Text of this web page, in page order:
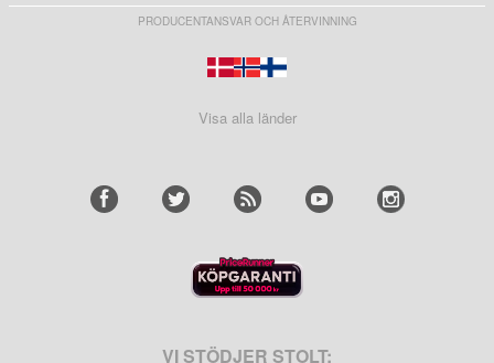
PRODUCENTANSVAR OCH ÅTERVINNING
Visa alla länder
VI STÖDJER STOLT: